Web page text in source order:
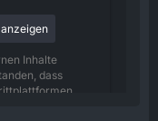
Inhalte
dass